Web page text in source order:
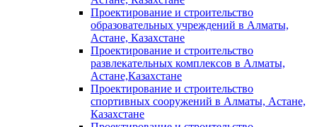
Проектирование и строительство
образовательных учреждений в Алматы,
Астане, Казахстане
Проектирование и строительство
развлекательных комплексов в Алматы,
Астане,Казахстане
Проектирование и строительство
спортивных сооружений в Алматы, Астане,
Казахстане